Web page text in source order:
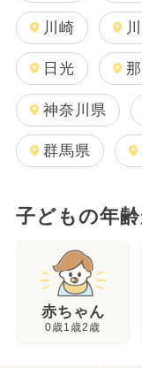
川崎
日光
神奈川県
群馬県
子どもの年
赤ちゃん
0歳1歳2歳